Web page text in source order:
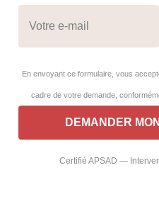
En envoyant ce formulaire, vous
cadre de votre demande,
Certifié APSAD —